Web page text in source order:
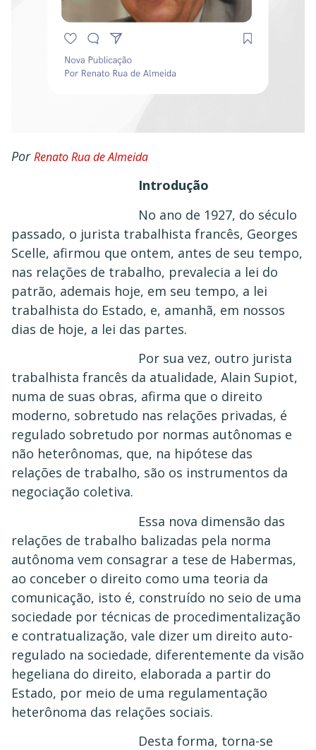
PorRenato Rua de Almeida
Introdução
No ano de 1927, do século
passado, o jurista trabalhista francês, Georges
Scelle, afirmou que ontem, antes de seu tempo,
nas relações de trabalho, prevalecia a lei do
patrão, ademais hoje, em seu tempo, a lei
trabalhista do Estado, e, amanhã, em nossos
dias de hoje, a lei das partes.
Por sua vez, outro jurista
trabalhista francês da atualidade, Alain Supiot,
numa de suas obras, afirma que o direito
moderno, sobretudo nas relações privadas, é
regulado sobretudo por normas autônomas e
não heterônomas, que, na hipótese das
relações de trabalho, são os instrumentos da
negociação coletiva.
Essa nova dimensão das
relações de trabalho balizadas pela norma
autônoma vem consagrar a tese de Habermas,
ao conceber o direito como uma teoria da
comunicação, isto é, construído no seio de uma
sociedade por técnicas de procedimentalização
e contratualização, vale dizer um direito auto-
regulado na sociedade, diferentemente da visão
hegeliana do direito, elaborada a partir do
Estado, por meio de uma regulamentação
heterônoma das relações sociais.
Desta forma, torna-se